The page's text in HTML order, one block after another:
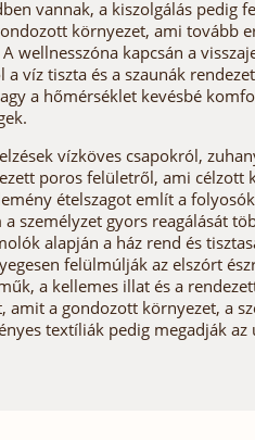
vannak, a kiszolgálás pedig
környezet, ami tovább
wellnesszóna kapcsán a
víz tiszta és a szaunák
a hőmérséklet kevésbé
vízköves csapokról,
poros felületről, ami célzott
ételszagot említ a
a személyzet gyors reagálását
alapján a ház rend és
felülmúlják az elszórt
a kellemes illat és a
amit a gondozott környezet, a
textíliák pedig megadják